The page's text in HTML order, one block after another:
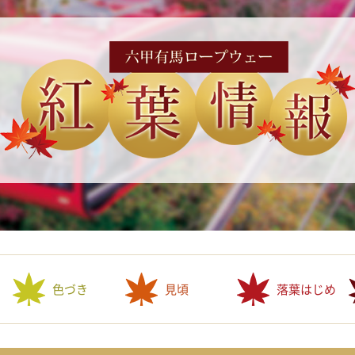
色づき 見頃 落葉はじめ